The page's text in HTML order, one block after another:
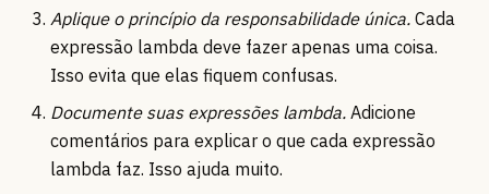
Aplique o princípio da responsabilidade única. Cada
expressão lambda deve fazer apenas uma coisa.
Isso evita que elas fiquem confusas.
Documente suas expressões lambda. Adicione
comentários para explicar o que cada expressão
lambda faz. Isso ajuda muito.